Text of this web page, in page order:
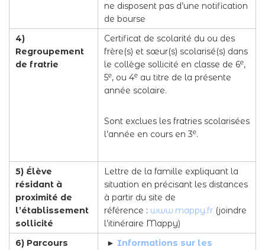
ne disposent pas d’une notification
de bourse
4)
Regroupement
de fratrie
Certificat de scolarité du ou des
frère(s) et sœur(s) scolarisé(s) dans
le collège sollicité en classe de 6e,
5e, ou 4e au titre de la présente
année scolaire.
Sont exclues les fratries scolarisées
l’année en cours en 3e.
5) Élève
résidant à
proximité de
l’établissement
sollicité
Lettre de la famille expliquant la
situation en précisant les distances
à partir du site de
référence : www.mappy.fr (joindre
l’itinéraire Mappy)
6) Parcours
► Informations sur les